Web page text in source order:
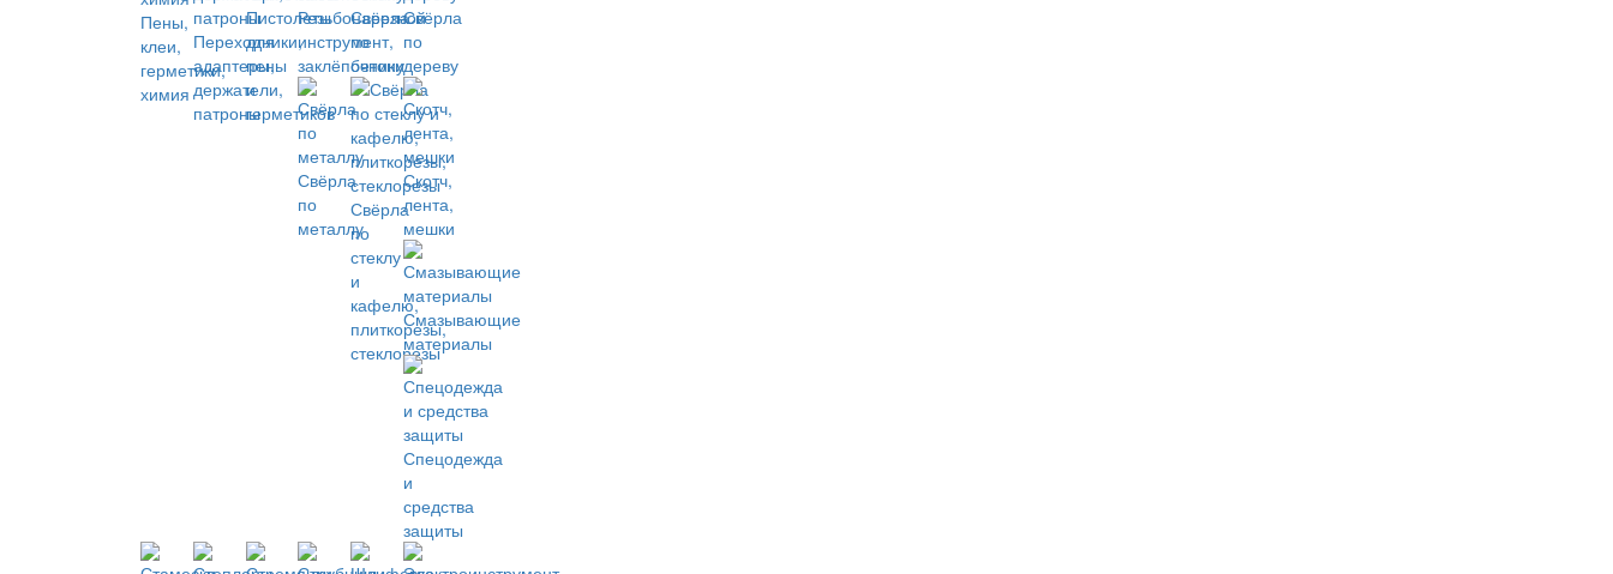
Пены,
клеи,
герметики,
химия
Переходники,
адаптеры,
держатели,
патроны
Пистолеты
для
пены
и
герметиков
Резьбонарезной
инструмент,
заклёпочники
Свёрла
по
бетону
Свёрла
по
дереву
Свёрла
по
металлу
Свёрла
по
стеклу
и
кафелю,
плиткорезы,
стеклорезы
Скотч,
лента,
мешки
Смазывающие
материалы
Спецодежда
и
средства
защиты